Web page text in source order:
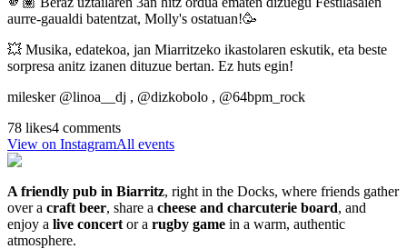
aurre-gaualdi batentzat, Molly's ostatuan!🥳
💥 Musika, edatekoa, jan Miarritzeko ikastolaren eskutik, eta beste
sorpresa anitz izanen dituzue bertan. Ez huts egin!
milesker @linoa__dj , @dizkobolo , @64bpm_rock
78 likes4 comments
View on InstagramAll events
A friendly pub in Biarritz, right in the Docks, where friends gather
over a craft beer, share a cheese and charcuterie board, and
enjoy a live concert or a rugby game in a warm, authentic
atmosphere.